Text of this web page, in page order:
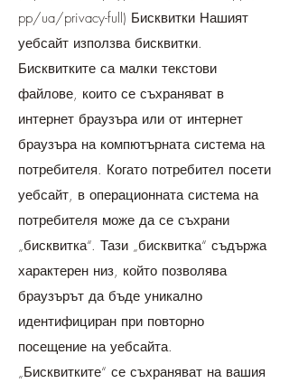
pp/ua/privacy-full) Бисквитки Нашият
уебсайт използва бисквитки.
Бисквитките са малки текстови
файлове, които се съхраняват в
интернет браузъра или от интернет
браузъра на компютърната система на
потребителя. Когато потребител посети
уебсайт, в операционната система на
потребителя може да се съхрани
„бисквитка“. Тази „бисквитка“ съдържа
характерен низ, който позволява
браузърът да бъде уникално
идентифициран при повторно
посещение на уебсайта.
„Бисквитките“ се съхраняват на вашия